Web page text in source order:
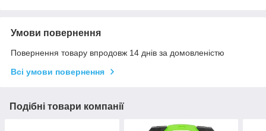
Умови повернення
Повернення товару впродовж 14 днів за домовленістю
Всі умови повернення
Подібні товари компанії